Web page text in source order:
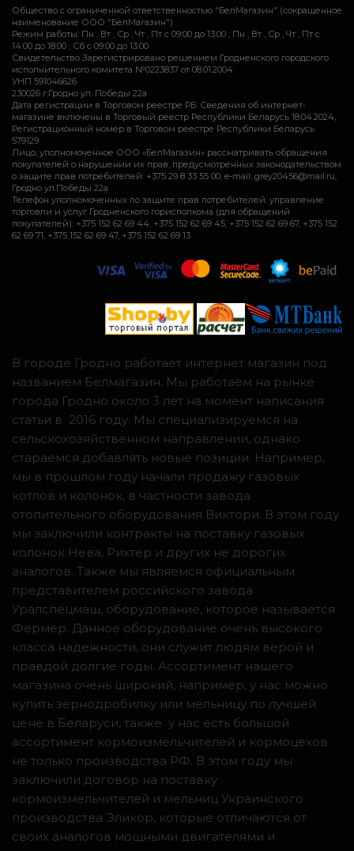
Общество с ограниченной ответственностью "БелМагазин" (сокращенное
наименование ООО "БелМагазин")
Режим работы: Пн , Вт , Ср , Чт , Пт c 09:00 до 13:00 ; Пн , Вт , Ср , Чт , Пт c
14:00 до 18:00 ; Сб c 09:00 до 13:00
Свидетельство Зарегистрировано решением Гродненского городского
исполнительного комитета №0223837 от 08.01.2004
УНП 591046626
230026 г.Гродно ул. Победы 22а
Дата регистрации в Торговом реестре РБ: Сведения об интернет-
магазине включены в Торговый реестр Республики Беларусь 18.04.2024,
Регистрационный номер в Торговом реестре Республики Беларусь
579129
Лицо, уполномоченное ООО «БелМагазин» рассматривать обращения
покупателей о нарушении их прав, предусмотренных законодательством
о защите прав потребителей: +375 29 8 33 55 00, e-mail: grey20456@mail.ru,
Гродно ул.Победы 22а
Телефон уполномоченных по защите прав потребителей: управление
торговли и услуг Гродненского горисполкома (для обращений
покупателей): +375 152 62 69 44, +375 152 62 69 45, +375 152 62 69 67, +375 152
62 69 71, +375 152 62 69 47, +375 152 62 69 13
В городе Гродно работает интернет магазин под
названием Белмагазин. Мы работаем на рынке
города Гродно около 3 лет на момент написания
статьи в 2016 году. Мы специализируемся на
сельскохозяйственном направлении, однако
стараемся добавлять новые позиции. Например,
мы в прошлом году начали продажу газовых
котлов и колонок, в частности завода
отопительного оборудования Виктори. В этом году
мы заключили контракты на поставку газовых
колонок Нева, Рихтер и других не дорогих
аналогов. Также мы являемся официальным
представителем российского завода
Уралспецмаш, оборудование, которое называется
Фермер. Данное оборудование очень высокого
класса надежности, они служит людям верой и
правдой долгие годы. Ассортимент нашего
магазина очень широкий, например, у нас можно
купить зернодробилку или мельницу по лучшей
цене в Беларуси, также у нас есть большой
ассортимент кормоизмельчителей и кормоцехов
не только производства РФ. В этом году мы
заключили договор на поставку
кормоизмельчителей и мельниц Украинского
производства Эликор, которые отличаются от
своих аналогов мощными двигателями и